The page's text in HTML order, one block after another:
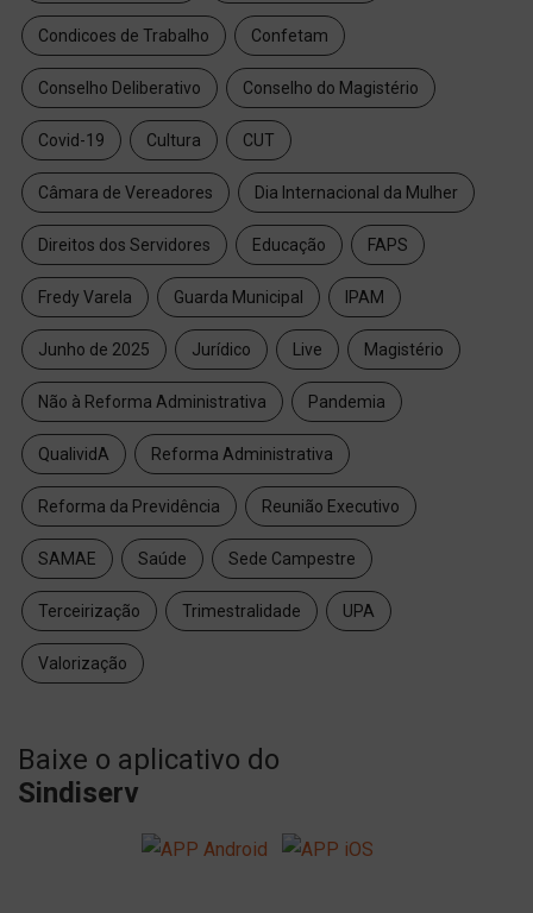
Condicoes de Trabalho Confetam
Conselho Deliberativo Conselho do Magistério
Covid-19 Cultura CUT
Câmara de Vereadores Dia Internacional da Mulher
Direitos dos Servidores Educação FAPS
Fredy Varela Guarda Municipal IPAM
Junho de 2025 Jurídico Live Magistério
Não à Reforma Administrativa Pandemia
QualividA Reforma Administrativa
Reforma da Previdência Reunião Executivo
SAMAE Saúde Sede Campestre
Terceirização Trimestralidade UPA
Valorização
Baixe o aplicativo do
Sindiserv